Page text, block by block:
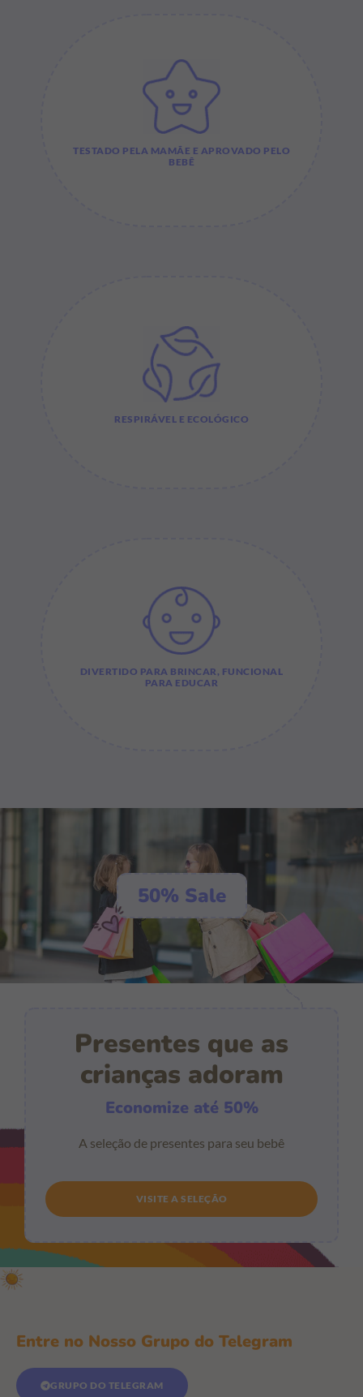
TESTADO PELA MAMÃE E APROVADO PELO
BEBÊ
RESPIRÁVEL E ECOLÓGICO
DIVERTIDO PARA BRINCAR, FUNCIONAL
PARA EDUCAR
50% Sale
Presentes que as
crianças adoram
Economize até 50%
A seleção de presentes para seu bebê
VISITE A SELEÇÃO
Entre no Nosso Grupo do Telegram
GRUPO DO TELEGRAM